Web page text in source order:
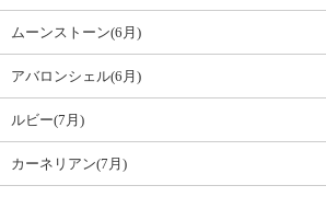
ムーンストーン(6月)
アバロンシェル(6月)
ルビー(7月)
カーネリアン(7月)